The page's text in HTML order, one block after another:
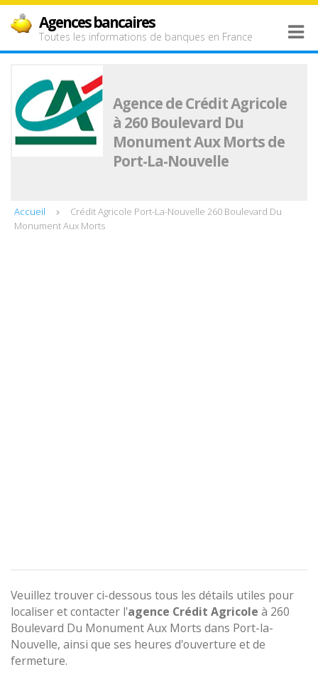
Agences bancaires
Toutes les informations de banques en France
Agence de Crédit Agricole
à 260 Boulevard Du
Monument Aux Morts de
Port-La-Nouvelle
Accueil
Crédit Agricole Port-La-Nouvelle 260 Boulevard Du
Monument Aux Morts
Veuillez trouver ci-dessous tous les détails utiles pour
localiser et contacter l'agence Crédit Agricole à 260
Boulevard Du Monument Aux Morts dans Port-la-
Nouvelle, ainsi que ses heures d'ouverture et de
fermeture.